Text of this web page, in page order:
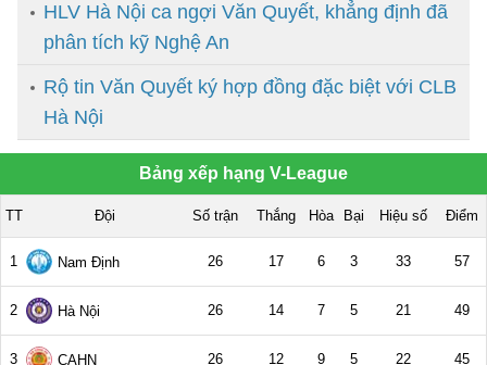
HLV Hà Nội ca ngợi Văn Quyết, khẳng định đã
phân tích kỹ Nghệ An
Rộ tin Văn Quyết ký hợp đồng đặc biệt với CLB
Hà Nội